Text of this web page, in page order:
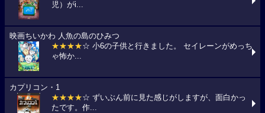
児）がi...
映画ちいかわ 人魚の島のひみつ
★★★★☆ 小6の子供と行きました。 セイレーンがめっち
ゃ怖か...
カプリコン・1
★★★★☆ ずいぶん前に見た感じがしますが、面白かっ
たです。作...